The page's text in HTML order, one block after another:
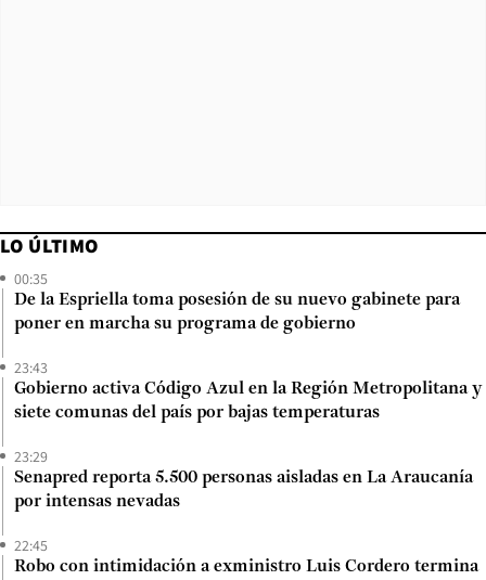
LO ÚLTIMO
00:35
De la Espriella toma posesión de su nuevo gabinete para
poner en marcha su programa de gobierno
23:43
Gobierno activa Código Azul en la Región Metropolitana y
siete comunas del país por bajas temperaturas
23:29
Senapred reporta 5.500 personas aisladas en La Araucanía
por intensas nevadas
22:45
Robo con intimidación a exministro Luis Cordero termina